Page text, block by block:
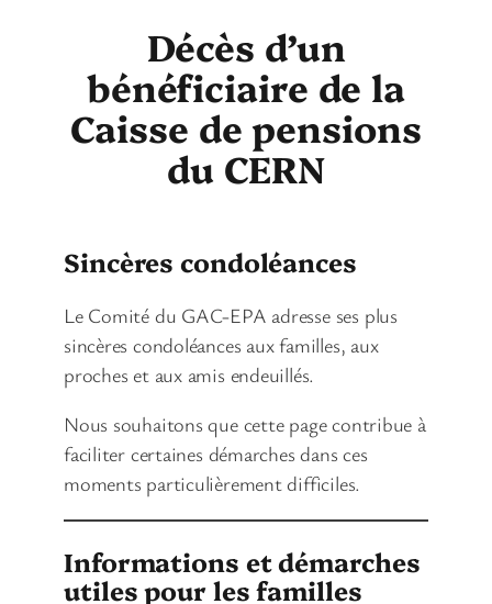
Décès d’un
bénéficiaire de la
Caisse de pensions
du CERN
Sincères condoléances
Le Comité du GAC-EPA adresse ses plus
sincères condoléances aux familles, aux
proches et aux amis endeuillés.
Nous souhaitons que cette page contribue à
faciliter certaines démarches dans ces
moments particulièrement difficiles.
Informations et démarches
utiles pour les familles